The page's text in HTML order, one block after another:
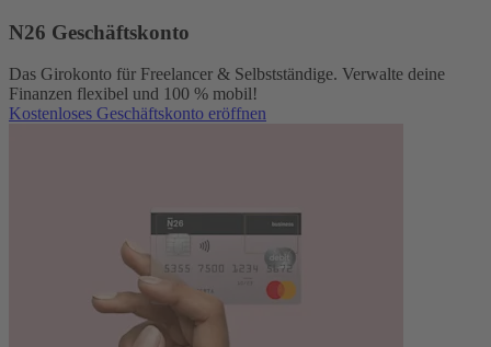
N26 Geschäftskonto
Das Girokonto für Freelancer & Selbstständige. Verwalte deine
Finanzen flexibel und 100 % mobil!
Kostenloses Geschäftskonto eröffnen